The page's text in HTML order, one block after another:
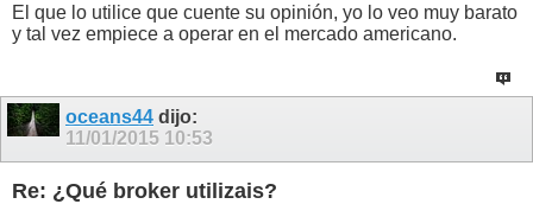
El que lo utilice que cuente su opinión, yo lo veo muy barato
y tal vez empiece a operar en el mercado americano.
oceans44 dijo:
11/01/2015 10:53
Re: ¿Qué broker utilizais?